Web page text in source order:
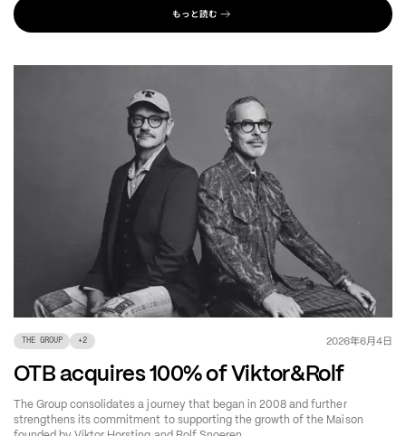
もっと読む
THE GROUP +2 2026年6月4日
OTB acquires 100% of Viktor&Rolf
The Group consolidates a journey that began in 2008 and further
strengthens its commitment to supporting the growth of the Maison